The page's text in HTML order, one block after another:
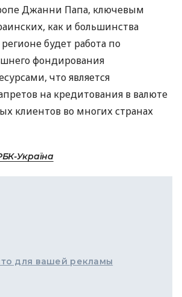
Джанни Папа, ключевым
как и большинства
будет работа по
фондирования
что является
на кредитования в валюте
клиентов во многих странах
Україна
для вашей рекламы